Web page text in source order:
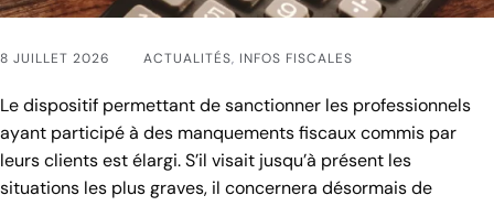
8 JUILLET 2026 ACTUALITÉS, INFOS FISCALES
Le dispositif permettant de sanctionner les professionnels
ayant participé à des manquements fiscaux commis par
leurs clients est élargi. S’il visait jusqu’à présent les
situations les plus graves, il concernera désormais de